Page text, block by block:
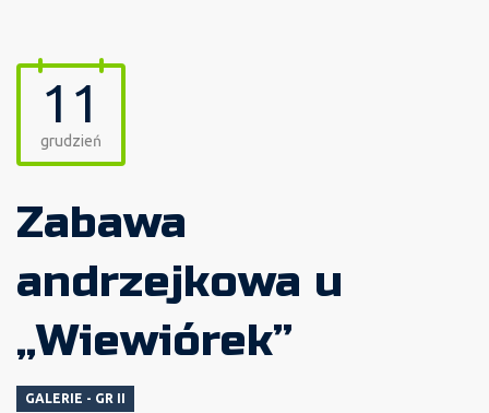
11
grudzień
Zabawa
andrzejkowa u
„Wiewiórek”
GALERIE - GR II